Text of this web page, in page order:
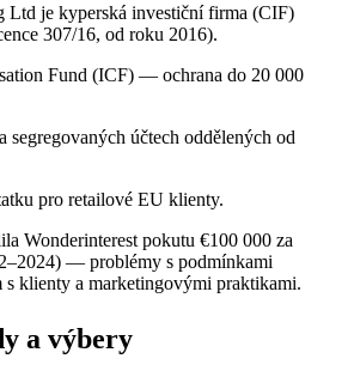
Ltd je kyperská investiční firma (CIF)
307/16, od roku 2016).
Fund (ICF) — ochrana do 20 000
segregovaných účtech oddělených od
pro retailové EU klienty.
Wonderinterest pokutu €100 000 za
— problémy s podmínkami
s klienty a marketingovými praktikami.
a výbery